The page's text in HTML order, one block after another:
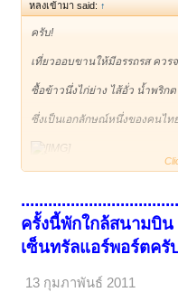
หลงเข้ามา said: ↑
ครับ!
เที่ยวออบขานให้มีอรรถรส ควร
ซื้อข้าวนึ่งไก่ย่าง ไส้อั่ว น้ำพริก
ซึ่งเป็นเอกลักษณ์หนึ่งของคนไท
ครั้งนี้พักใกล้สนามบิน
เซ็นทรัลแอร์พอร์ตครั
13 กุมภาพันธ์ 2011